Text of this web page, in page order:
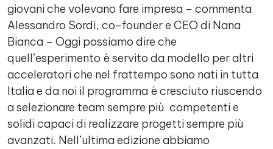
giovani che volevano fare impresa – commenta
Alessandro Sordi, co-founder e CEO di Nana
Bianca – Oggi possiamo dire che
quell’esperimento è servito da modello per altri
acceleratori che nel frattempo sono nati in tutta
Italia e da noi il programma è cresciuto riuscendo
a selezionare team sempre più competenti e
solidi capaci di realizzare progetti sempre più
avanzati. Nell’ultima edizione abbiamo